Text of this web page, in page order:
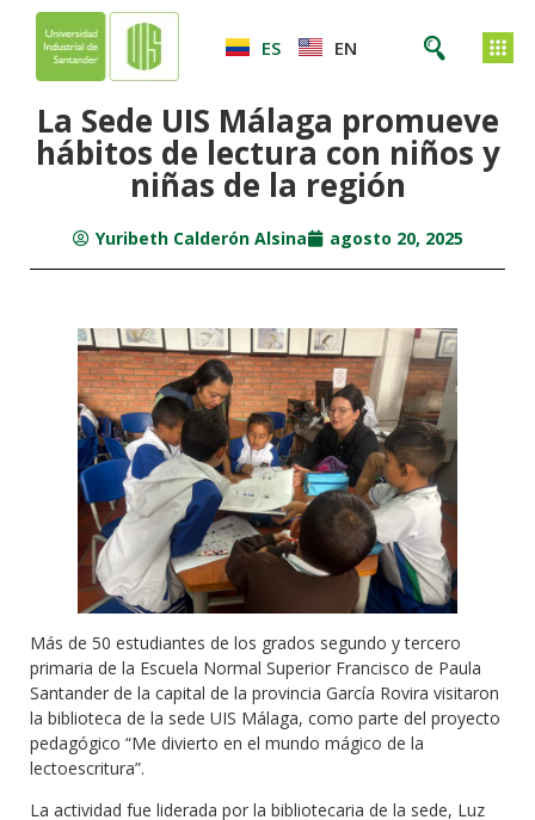
ES EN
La Sede UIS Málaga promueve
hábitos de lectura con niños y
niñas de la región
Yuribeth Calderón Alsina agosto 20, 2025
Más de 50 estudiantes de los grados segundo y tercero
primaria de la Escuela Normal Superior Francisco de Paula
Santander de la capital de la provincia García Rovira visitaron
la biblioteca de la sede UIS Málaga, como parte del proyecto
pedagógico “Me divierto en el mundo mágico de la
lectoescritura”.
La actividad fue liderada por la bibliotecaria de la sede, Luz